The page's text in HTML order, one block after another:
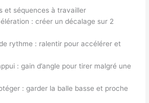
et séquences à travailler
: créer un décalage sur 2
rythme : ralentir pour accélérer et
: gain d’angle pour tirer malgré une
: garder la balle basse et proche